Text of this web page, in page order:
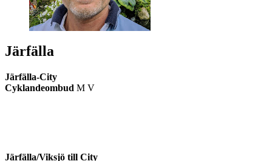
Järfälla
Järfälla-City
Cyklandeombud M V
Järfälla/Viksjö till City